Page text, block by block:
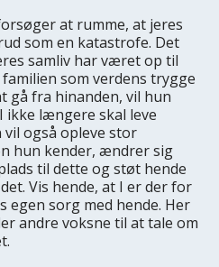
at rumme, at jeres
som en katastrofe. Det
samliv har været op til
som verdens trygge
gå fra hinanden, vil hun
ikke længere skal leve
vil også opleve stor
hun kender, ændrer sig
til dette og støt hende
Vis hende, at I er der for
egen sorg med hende. Her
andre voksne til at tale om